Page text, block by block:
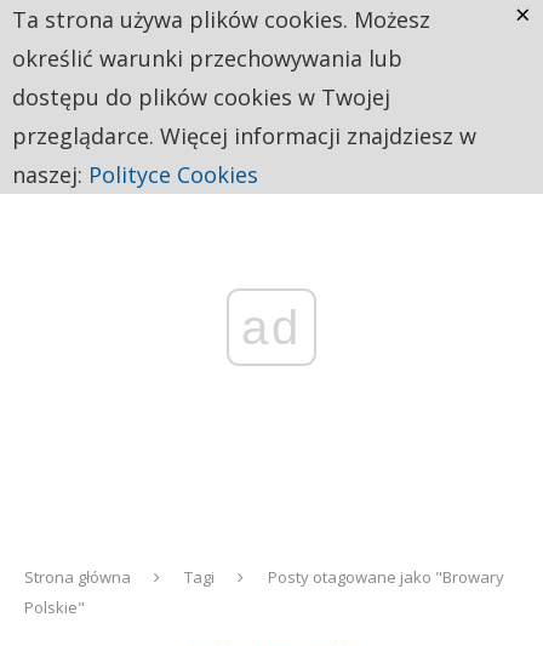
ad
Strona główna Tagi
Posty otagowane jako "Browary
Polskie"
Ta strona używa plików cookies. Możesz
określić warunki przechowywania lub
dostępu do plików cookies w Twojej
przeglądarce. Więcej informacji znajdziesz w
naszej: Polityce Cookies
×